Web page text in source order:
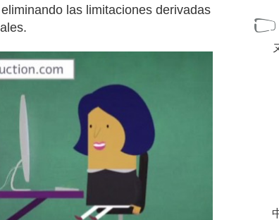
las limitaciones derivadas